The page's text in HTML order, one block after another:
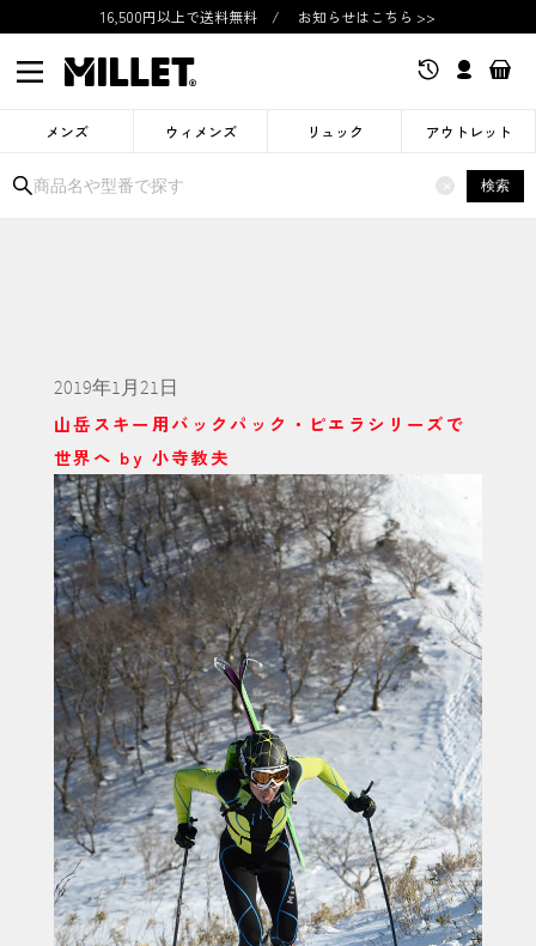
16,500円以上で送料無料 / お知らせはこちら >>
メンズ ウィメンズ リュック アウトレット
× 検索
2019年1月21日
山岳スキー用バックパック・ピエラシリーズで
世界へ by 小寺教夫